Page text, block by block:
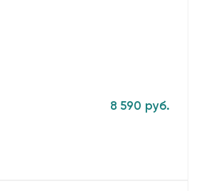
8 590 руб.